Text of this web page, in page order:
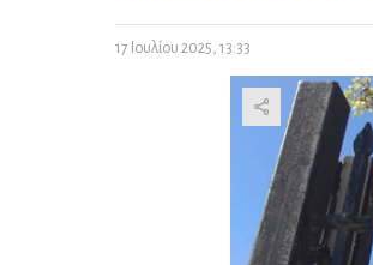
17 Ιουλίου 2025, 13:33